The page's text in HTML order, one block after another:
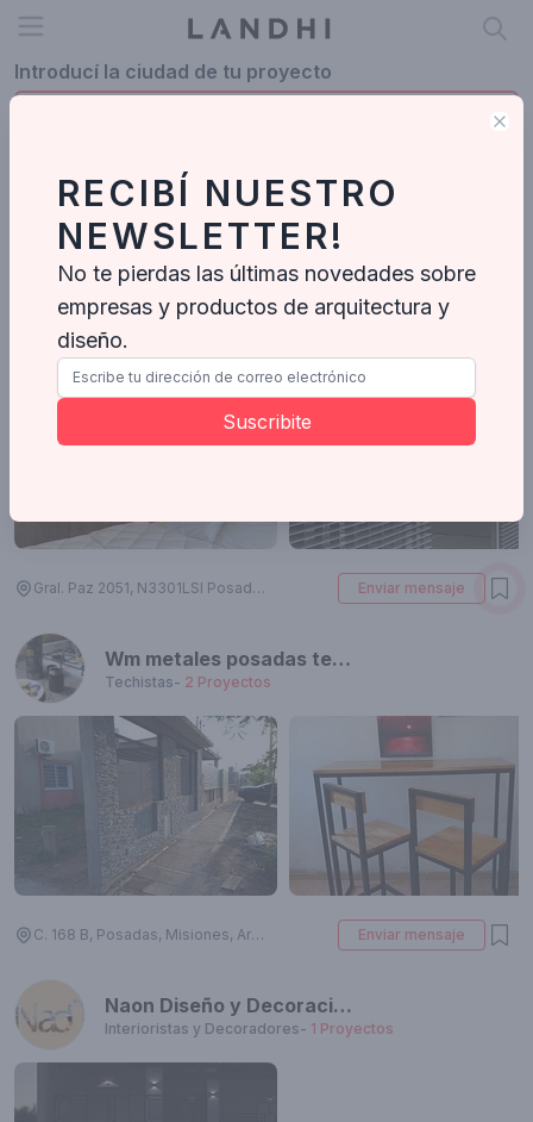
Open menu
Introducí la ciudad de tu proyecto
Profesionales en Misiones
Misiones
Milkhalee
Arquitectos
Gral. Paz 2051, N3301LSI Posadas, Misiones, Argentina Enviar mensaje
Wm metales posadas telf. 3764255046
Techistas- 2 Proyectos
C. 168 B, Posadas, Misiones, Argentina Enviar mensaje
Naon Diseño y Decoración
Interioristas y Decoradores- 1 Proyectos
RECIBÍ NUESTRO
NEWSLETTER!
No te pierdas las últimas novedades sobre
empresas y productos de arquitectura y
diseño.
Suscribite